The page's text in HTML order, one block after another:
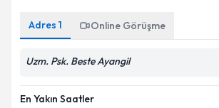
Adres 1 Online Görüşme
Uzm. Psk. Beste Ayangil
En Yakın Saatler